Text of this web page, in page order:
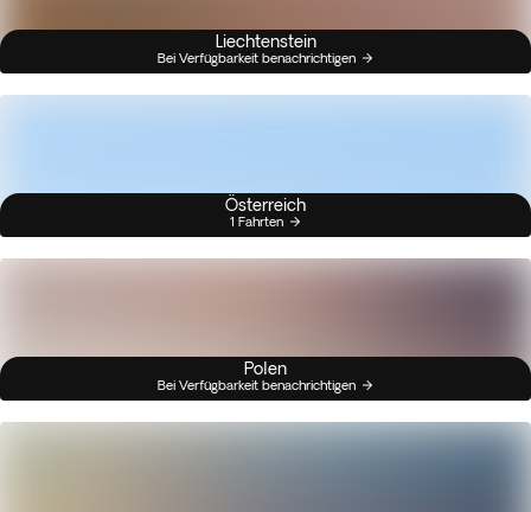
Liechtenstein
Bei Verfügbarkeit benachrichtigen
Österreich
1 Fahrten
Polen
Bei Verfügbarkeit benachrichtigen